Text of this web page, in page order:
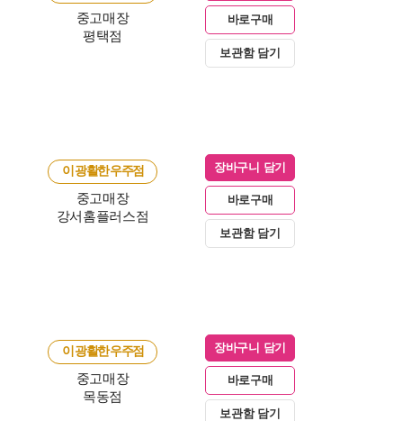
중고매장
평택점
바로구매
보관함 담기
이 광활한 우주점
중고매장
강서홈플러스점
장바구니 담기
바로구매
보관함 담기
이 광활한 우주점
중고매장
목동점
장바구니 담기
바로구매
보관함 담기